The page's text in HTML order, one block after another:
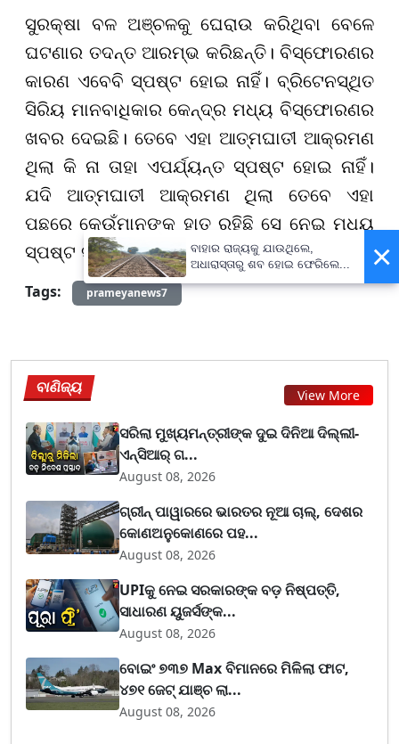
ସୁରକ୍ଷା ବଳ ଅଞ୍ଚଳକୁ ଘେରାଉ କରିଥିବା ବେଳେ
ଘଟଣାର ତଦନ୍ତ ଆରମ୍ଭ କରିଛନ୍ତି। ବିସ୍ଫୋରଣର
କାରଣ ଏବେବି ସ୍ପଷ୍ଟ ହୋଇ ନାହିଁ। ବ୍ରିଟେନସ୍ଥିତ
ସିରିୟ ମାନବାଧିକାର କେନ୍ଦ୍ର ମଧ୍ୟ ବିସ୍ଫୋରଣର
ଖବର ଦେଇଛି। ତେବେ ଏହା ଆତ୍ମଘାତୀ ଆକ୍ରମଣ
ଥିଲା କି ନା ତାହା ଏପର୍ଯ୍ୟନ୍ତ ସ୍ପଷ୍ଟ ହୋଇ ନାହିଁ।
ଯଦି ଆତ୍ମଘାତୀ ଆକ୍ରମଣ ଥିଲା ତେବେ ଏହା
ପଛରେ କେଉଁମାନଙ୍କ ହାତ ରହିଛି ସେ ନେଇ ମଧ୍ୟ
ସ୍ପଷ୍ଟ ସୂଚନା ମିଳି ନାହିଁ।
Tags:
prameyanews7
ବାଣିଜ୍ୟ View More
ସରିଲା ମୁଖ୍ୟମନ୍ତ୍ରୀଙ୍କ ଦୁଇ ଦିନିଆ ଦିଲ୍ଲୀ-
ଏନ୍‌ସିଆର୍ ଗ...
August 08, 2026
ଗ୍ରୀନ୍ ପାୱାରରେ ଭାରତର ନୂଆ ଚାଲ୍, ଦେଶର
କୋଣଅନୁକୋଣରେ ପହ...
August 08, 2026
UPIକୁ ନେଇ ସରକାରଙ୍କ ବଡ଼ ନିଷ୍ପତ୍ତି,
ସାଧାରଣ ୟୁଜର୍ସଙ୍କ...
August 08, 2026
ବୋଇଂ ୭୩୭ Max ବିମାନରେ ମିଳିଲା ଫାଟ,
୪୭୧ ଜେଟ୍ ଯାଞ୍ଚ ଲା...
August 08, 2026
×
ବାହାର ରାଜ୍ୟକୁ ଯାଉଥିଲେ,
ଅଧାରାସ୍ତାରୁ ଶବ ହୋଇ ଫେରିଲେ...